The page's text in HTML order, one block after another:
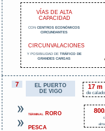
VÍAS DE ALTA
CAPACIDAD
CONCENTROS ECONÓMICOS
CIRCUNDANTES
CIRCUNVALACIONES
Y POSIBILIDAD DE TRÁFICO DE
GRANDES CARGAS
7
EL PUERTO
DE VIGO
TERMINAL RORO
PESCA
17 m
de calado